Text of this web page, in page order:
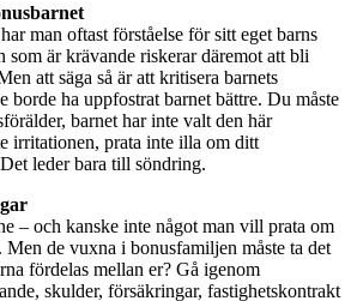
man oftast förståelse för sitt eget barns
som är krävande riskerar däremot att bli
att säga så är att kritisera barnets
borde ha uppfostrat barnet bättre. Du måste
barnet har inte valt den här
irritationen, prata inte illa om ditt
leder bara till söndring.
– och kanske inte något man vill prata om
de vuxna i bonusfamiljen måste ta det
fördelas mellan er? Gå igenom
skulder, försäkringar, fastighetskontrakt